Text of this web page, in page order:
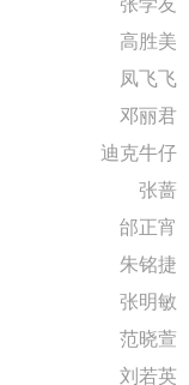
张学友
高胜美
凤飞飞
邓丽君
迪克牛仔
张蔷
邰正宵
朱铭捷
张明敏
范晓萱
刘若英